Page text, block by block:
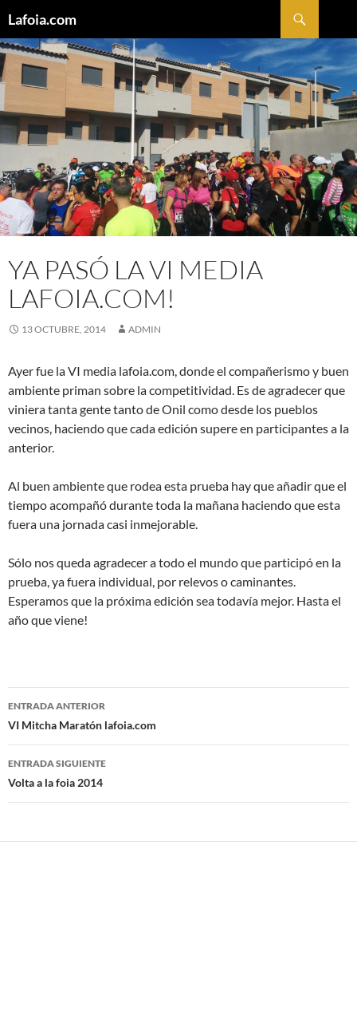
Lafoia.com
AL
CONTENIDO
YA PASÓ LA VI MEDIA
LAFOIA.COM!
13 OCTUBRE, 2014 ADMIN
Ayer fue la VI media lafoia.com, donde el compañerismo y buen
ambiente priman sobre la competitividad. Es de agradecer que
viniera tanta gente tanto de Onil como desde los pueblos
vecinos, haciendo que cada edición supere en participantes a la
anterior.
Al buen ambiente que rodea esta prueba hay que añadir que el
tiempo acompañó durante toda la mañana haciendo que esta
fuera una jornada casi inmejorable.
Sólo nos queda agradecer a todo el mundo que participó en la
prueba, ya fuera individual, por relevos o caminantes.
Esperamos que la próxima edición sea todavía mejor. Hasta el
año que viene!
Navegación
de
entradas
ENTRADA ANTERIOR
VI Mitcha Maratón lafoia.com
ENTRADA SIGUIENTE
Volta a la foia 2014